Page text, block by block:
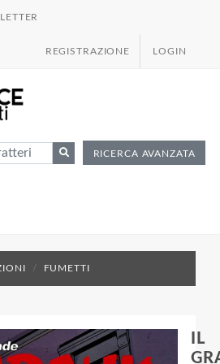
REGISTRAZIONE LOGIN
RICERCA AVANZATA
FUMETTI
IL